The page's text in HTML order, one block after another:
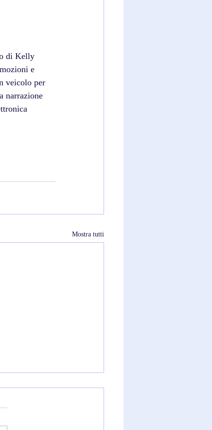
di Kelly
e
veicolo per
narrazione
Mostra tutti